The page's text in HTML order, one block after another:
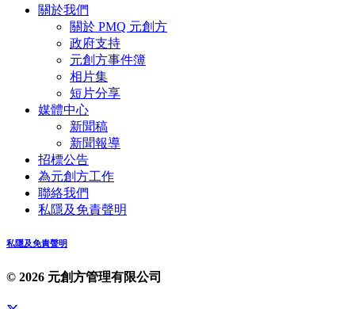
關於我們
關於 PMQ 元創方
政府支持
元創方事件簿
相片集
短片分享
媒體中心
新聞稿
新聞報導
招標公告
為元創方工作
聯絡我們
私隱及免責聲明
私隱及免責聲明
© 2026 元創方管理有限公司